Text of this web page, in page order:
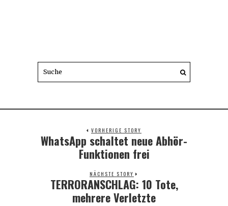
VORHERIGE STORY
Previous
WhatsApp schaltet neue Abhör-
Funktionen frei
NÄCHSTE STORY
Next
post:
TERRORANSCHLAG: 10 Tote,
mehrere Verletzte